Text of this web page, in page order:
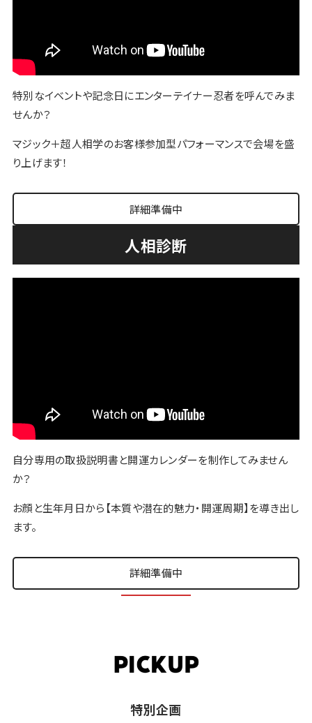
特別なイベントや記念日にエンターテイナー忍者を呼んでみま
せんか？
マジック＋超人相学のお客様参加型パフォーマンスで会場を盛
り上げます！
詳細準備中
人相診断
自分専用の取扱説明書と開運カレンダーを制作してみません
か？
お顔と生年月日から【本質や潜在的魅力・開運周期】を導き出し
ます。
詳細準備中
特別企画